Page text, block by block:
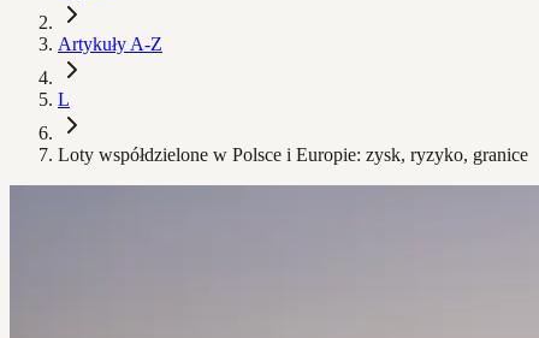
Artykuły A-Z
L
Loty współdzielone w Polsce i Europie: zysk, ryzyko, granice